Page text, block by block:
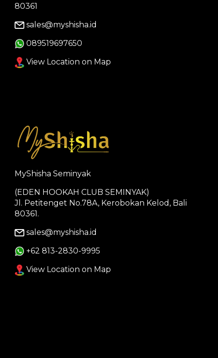
80361
sales@myshisha.id
089519697650
View Location on Map
MyShisha Seminyak
(EDEN HOOKAH CLUB SEMINYAK)
Jl. Petitenget No.78A, Kerobokan Kelod, Bali
80361.
sales@myshisha.id
+62 813-2830-9995
View Location on Map